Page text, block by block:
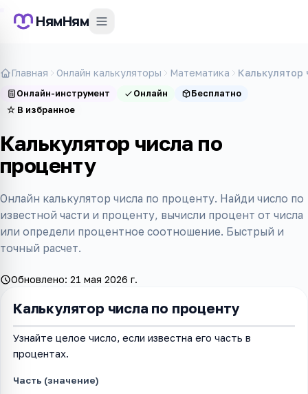
НямНям
Главная Онлайн калькуляторы Математика Калькулятор
Онлайн-инструмент Онлайн
Бесплатно
☆ В избранное
Калькулятор числа по
проценту
Онлайн калькулятор числа по проценту. Найди число по
известной части и проценту, вычисли процент от числа
или определи процентное соотношение. Быстрый и
точный расчет.
Обновлено: 21 мая 2026 г.
Калькулятор числа по проценту
Узнайте целое число, если известна его часть в
процентах.
Часть (значение)